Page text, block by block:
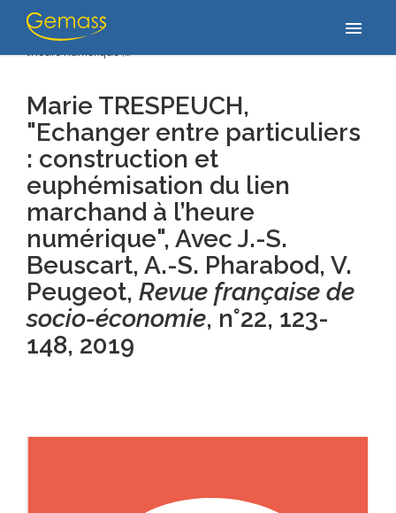
menu
Accueil/Publications
particuliers : construction et euphémisation du lien marchand à
l’heure numérique",…
Marie TRESPEUCH,
"Echanger entre particuliers
: construction et
euphémisation du lien
marchand à l’heure
numérique", Avec J.-S.
Beuscart, A.-S. Pharabod, V.
Peugeot, Revue française de
socio-économie, n°22, 123-
148, 2019